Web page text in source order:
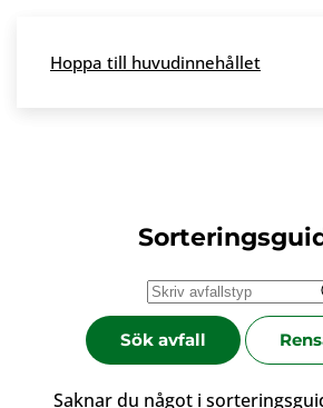
Skip to main content
Hoppa till huvudinnehållet
Sök avfall
Saknar du något i